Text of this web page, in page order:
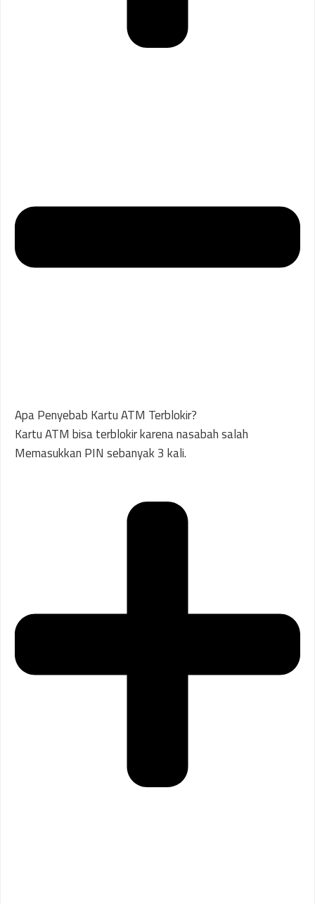
Apa Penyebab Kartu ATM Terblokir?
Kartu ATM bisa terblokir karena nasabah salah
Memasukkan PIN sebanyak 3 kali.